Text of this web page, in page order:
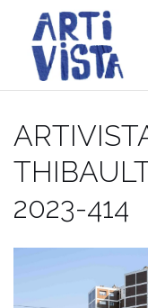
contenu
2023-414